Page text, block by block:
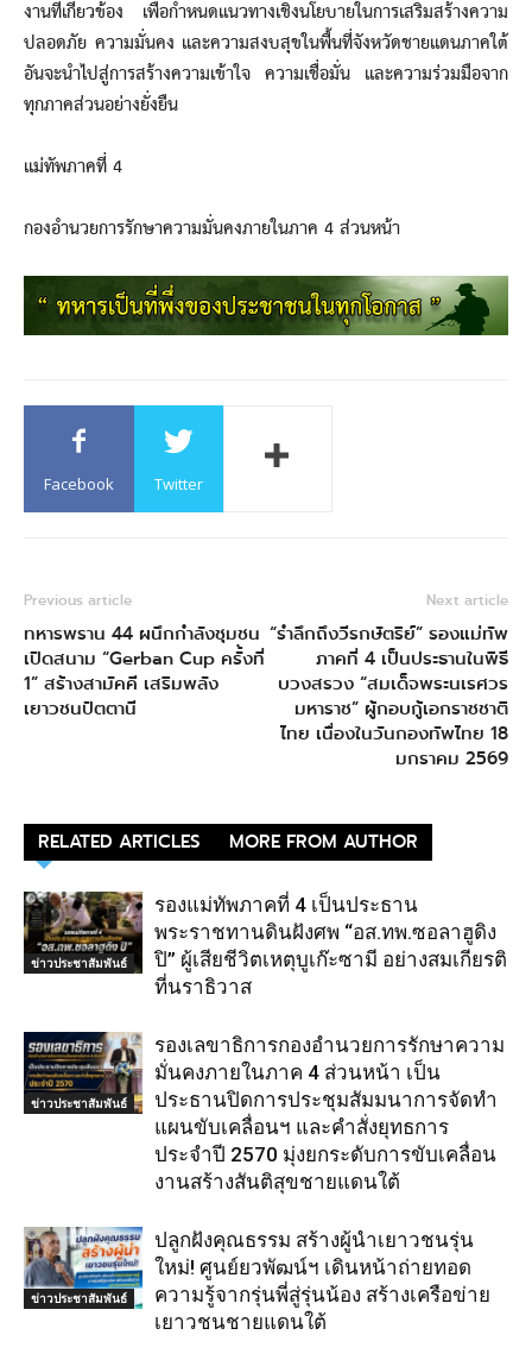
งานที่เกี่ยวข้อง เพื่อกำหนดแนวทางเชิงนโยบายในการเสริมสร้างความ
ปลอดภัย ความมั่นคง และความสงบสุขในพื้นที่จังหวัดชายแดนภาคใต้
อันจะนำไปสู่การสร้างความเข้าใจ ความเชื่อมั่น และความร่วมมือจาก
ทุกภาคส่วนอย่างยั่งยืน
แม่ทัพภาคที่ 4
กองอำนวยการรักษาความมั่นคงภายในภาค 4 ส่วนหน้า
Facebook Twitter
Previous article
ทหารพราน 44 ผนึกกำลังชุมชน
เปิดสนาม “Gerban Cup ครั้งที่
1” สร้างสามัคคี เสริมพลัง
เยาวชนปัตตานี
Next article
“รำลึกถึงวีรกษัตริย์” รองแม่ทัพ
ภาคที่ 4 เป็นประธานในพิธี
บวงสรวง “สมเด็จพระนเรศวร
มหาราช” ผู้กอบกู้เอกราชชาติ
ไทย เนื่องในวันกองทัพไทย 18
มกราคม 2569
RELATED ARTICLES MORE FROM AUTHOR
ข่าวประชาสัมพันธ์
รองแม่ทัพภาคที่ 4 เป็นประธาน
พระราชทานดินฝังศพ “อส.ทพ.ซอลาฮูดิง
ปิ” ผู้เสียชีวิตเหตุบูเก๊ะซามี อย่างสมเกียรติ
ที่นราธิวาส
ข่าวประชาสัมพันธ์
รองเลขาธิการกองอำนวยการรักษาความ
มั่นคงภายในภาค 4 ส่วนหน้า เป็น
ประธานปิดการประชุมสัมมนาการจัดทำ
แผนขับเคลื่อนฯ และคำสั่งยุทธการ
ประจำปี 2570 มุ่งยกระดับการขับเคลื่อน
งานสร้างสันติสุขชายแดนใต้
ข่าวประชาสัมพันธ์
ปลูกฝังคุณธรรม สร้างผู้นำเยาวชนรุ่น
ใหม่! ศูนย์ยวพัฒน์ฯ เดินหน้าถ่ายทอด
ความรู้จากรุ่นพี่สู่รุ่นน้อง สร้างเครือข่าย
เยาวชนชายแดนใต้